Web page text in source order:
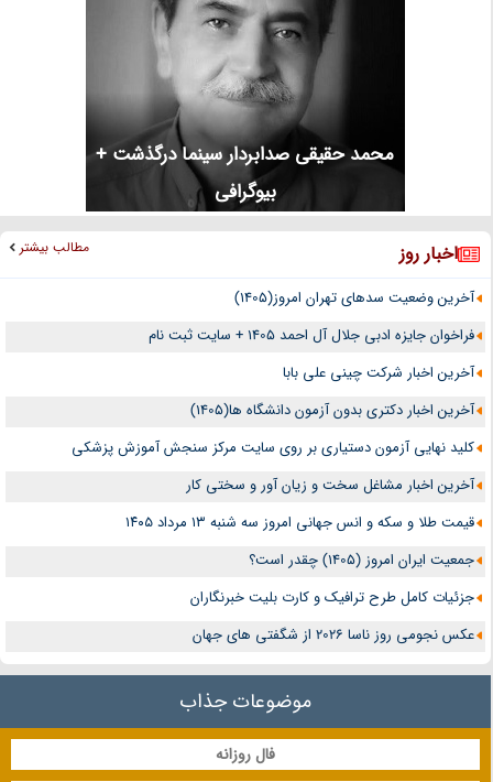
محمد حقیقی صدابردار سینما درگذشت +
بیوگرافی
اخبار روز مطالب بیشتر
آخرین وضعیت سدهای تهران امروز(1405)
فراخوان جایزه ادبی جلال آل احمد 1405 + سایت ثبت نام
آخرین اخبار شرکت چینی علی بابا
آخرین اخبار دکتری بدون آزمون دانشگاه ها(1405)
کلید نهایی آزمون دستیاری بر روی سایت مرکز سنجش آموزش پزشکی
آخرین اخبار مشاغل سخت و زیان آور و سختی کار
قیمت طلا و سکه و انس جهانی امروز سه شنبه ۱۳ مرداد ۱۴۰۵
جمعیت ایران امروز (1405) چقدر است؟
جزئیات کامل طرح ترافیک و کارت بلیت خبرنگاران
عکس نجومی روز ناسا 2026 از شگفتی های جهان
موضوعات جذاب
فال روزانه